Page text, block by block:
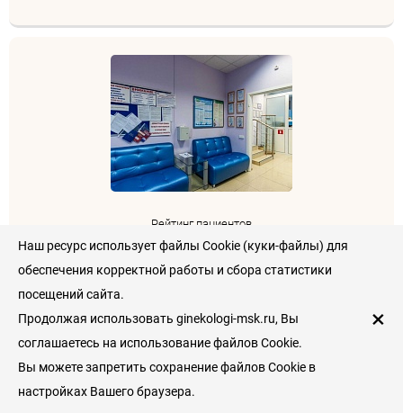
Рейтинг пациентов
0/5
Диво-Мед в Зябликово
Гинекологическая клиника
Наш ресурс использует файлы Cookie (куки-файлы) для
обеспечения корректной работы и сбора статистики
посещений сайта.
Продолжая использовать ginekologi-msk.ru, Вы
соглашаетесь на использование файлов Cookie.
Вы можете запретить сохранение файлов Cookie в
настройках Вашего браузера.
×